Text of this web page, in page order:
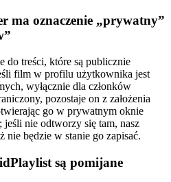
ma oznaczenie „prywatny”
do treści, które są publicznie
film w profilu użytkownika jest
wyłącznie dla członków
pozostaje on z założenia
go w prywatnym oknie
nie odtworzy się tam, nasz
nie będzie w stanie go zapisać.
są pomijane